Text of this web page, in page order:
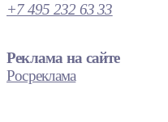
+7 495 232 63 33
Реклама на сайте
Росреклама